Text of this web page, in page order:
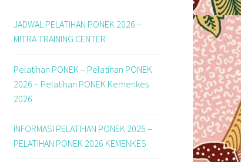
JADWAL PELATIHAN PONEK 2026 –
MITRA TRAINING CENTER
Pelatihan PONEK – Pelatihan PONEK
2026 – Pelatihan PONEK Kemenkes
2026
INFORMASI PELATIHAN PONEK 2026 –
PELATIHAN PONEK 2026 KEMENKES